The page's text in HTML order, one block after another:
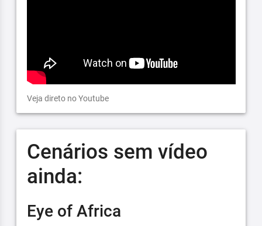
Veja direto no Youtube
Cenários sem vídeo
ainda:
Eye of Africa